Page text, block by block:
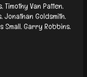
Timothy Van Patten,
Jonathan Goldsmith,
Small, Garry Robbins,